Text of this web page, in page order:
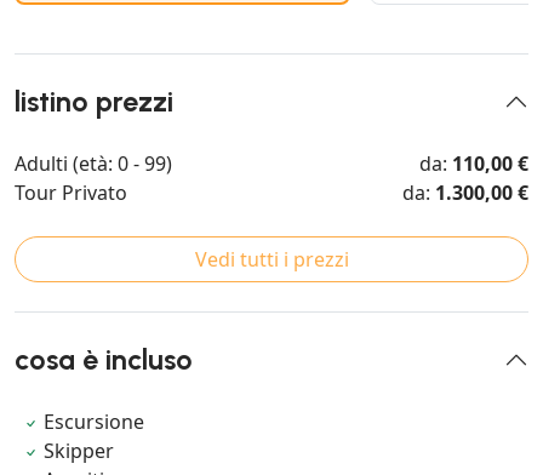
listino prezzi
Adulti (età: 0 - 99) da: 110,00 €
Tour Privato
da: 1.300,00 €
Vedi tutti i prezzi
cosa è incluso
Escursione
Skipper